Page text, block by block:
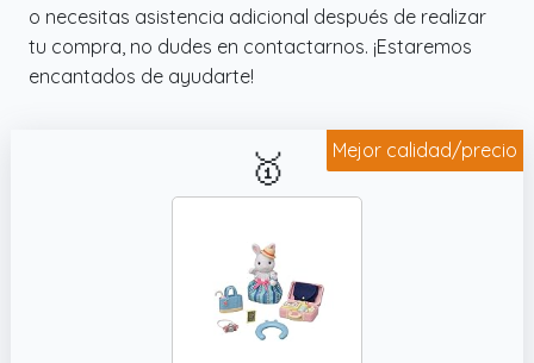
o necesitas asistencia adicional después de realizar
tu compra, no dudes en contactarnos. ¡Estaremos
encantados de ayudarte!
Mejor calidad/precio
🥇